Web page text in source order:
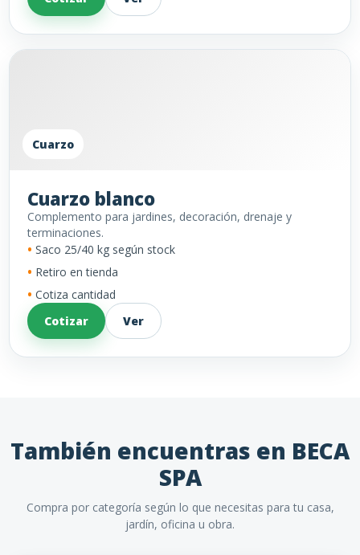
Cuarzo
Cuarzo blanco
Complemento para jardines, decoración, drenaje y
terminaciones.
Saco 25/40 kg según stock
Retiro en tienda
Cotiza cantidad
Cotizar
Ver
También encuentras en BECA
SPA
Compra por categoría según lo que necesitas para tu casa,
jardín, oficina u obra.